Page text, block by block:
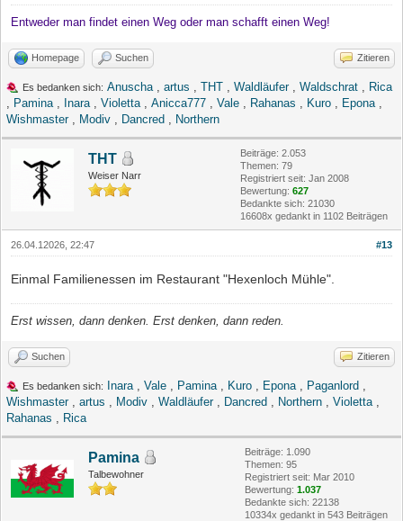
Entweder man findet einen Weg oder man schafft einen Weg!
Homepage Suchen Zitieren
Es bedanken sich: Anuscha artus THT Waldläufer, Waldschrat
Rica
Pamina Inara Violetta Anicca777 Vale Rahanas Kuro Epona
Wishmaster, Modiv Dancred Northern
THT
Weiser Narr
Beiträge: 2.053
Themen: 79
Registriert seit: Jan 2008
Bewertung: 627
Bedankte sich: 21030
16608x gedankt in 1102 Beiträgen
#13
26.04.12026, 22:47
Einmal Familienessen im Restaurant "Hexenloch Mühle".
Erst wissen, dann denken. Erst denken, dann reden.
Suchen Zitieren
Es bedanken sich: Inara Vale Pamina Kuro Epona Paganlord
Wishmaster, artus Modiv Waldläufer, Dancred Northern Violetta
Rahanas
Rica
Pamina
Talbewohner
Beiträge: 1.090
Themen: 95
Registriert seit: Mar 2010
Bewertung: 1.037
Bedankte sich: 22138
10334x gedankt in 543 Beiträgen